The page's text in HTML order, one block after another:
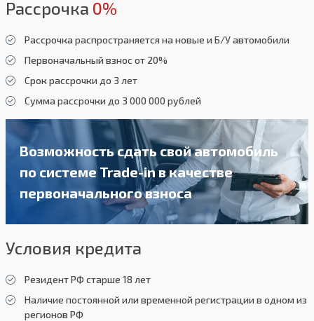
Рассрочка 0%
Рассрочка распространяется на новые и Б/У автомобили
Первоначальный взнос от 20%
Срок рассрочки до 3 лет
Сумма рассрочки до 3 000 000 рублей
Возможность сдать свой автомобиль
по системе Trade-in в качестве
первоначального взноса
Условия кредита
Резидент РФ старше 18 лет
Наличие постоянной или временной регистрации в одном из
регионов РФ